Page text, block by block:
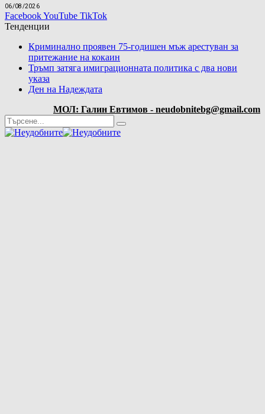
06/08/2026
FacebookYouTube TikTok
Тенденции
Криминално проявен 75-годишен мъж арестуван за
притежание на кокаин
Тръмп затяга имиграционната политика с два нови
указа
Ден на Надеждата
МОЛ: Галин Евтимов - neudobnitebg@gmail.com